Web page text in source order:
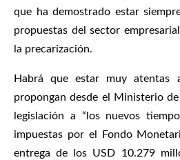
que ha demostrado estar
propuestas del sector
la precarización.
Habrá que estar muy atentas
propongan desde el Ministerio
legislación a “los nuevos
impuestas por el Fondo
entrega de los USD 10.279